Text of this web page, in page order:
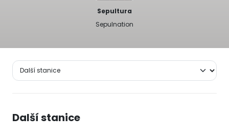
Sepultura
Sepulnation
Další stanice